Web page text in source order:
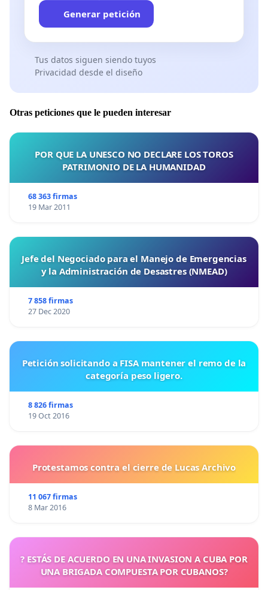
Generar petición
Tus datos siguen siendo tuyos
Privacidad desde el diseño
Otras peticiones que le pueden interesar
POR QUE LA UNESCO NO DECLARE LOS TOROS
PATRIMONIO DE LA HUMANIDAD
68 363 firmas
19 Mar 2011
Jefe del Negociado para el Manejo de Emergencias
y la Administración de Desastres (NMEAD)
7 858 firmas
27 Dec 2020
Petición solicitando a FISA mantener el remo de la
categoría peso ligero.
8 826 firmas
19 Oct 2016
Protestamos contra el cierre de Lucas Archivo
11 067 firmas
8 Mar 2016
? ESTÁS DE ACUERDO EN UNA INVASION A CUBA POR
UNA BRIGADA COMPUESTA POR CUBANOS?